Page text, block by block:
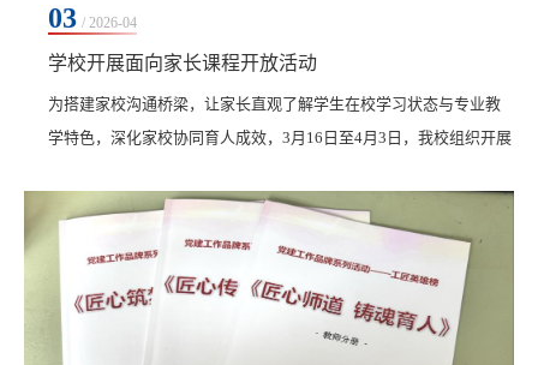
03 / 2026-04
学校开展面向家长课程开放活动
为搭建家校沟通桥梁，让家长直观了解学生在校学习状态与专业教
学特色，深化家校协同育人成效，3月16日至4月3日，我校组织开展
业，累计开展开放课程17次、开放21学时，吸引404名家长线上听
课，家校共育氛围浓厚。本次课程开放构建起“微信家长群通知+腾
讯会议直播+问卷星反馈”的全流程家校沟通体系。活动前，辅导
员、专业负责人与任课教师联动，通过家长群提前预告、...